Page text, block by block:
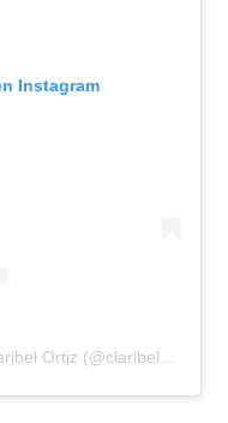
Instagram
Una publicación compartida de Claribel Ortiz (@claribelactress)